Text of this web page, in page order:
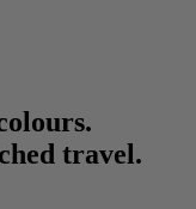
travel.